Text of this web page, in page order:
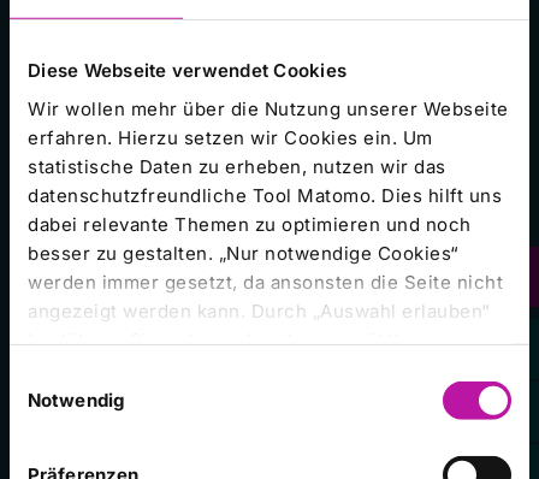
Diese Webseite verwendet Cookies
Wir wollen mehr über die Nutzung unserer Webseite
erfahren. Hierzu setzen wir Cookies ein. Um
statistische Daten zu erheben, nutzen wir das
datenschutzfreundliche Tool Matomo. Dies hilft uns
dabei relevante Themen zu optimieren und noch
besser zu gestalten. „Nur notwendige Cookies“
werden immer gesetzt, da ansonsten die Seite nicht
angezeigt werden kann. Durch „Auswahl erlauben“
bestätigen Sie entsprechend ausgewählte
erlauben Sie alle eingesetzten Cookies. Sie können
Ihre
Einstellungen anpassen. Weitere Informationen
Notwendig
Häufig besuchte Seiten
Unser Campus
Presseinformationen
Stellenangebote
Veranstaltungen
Campus Magazin
Babygalerie